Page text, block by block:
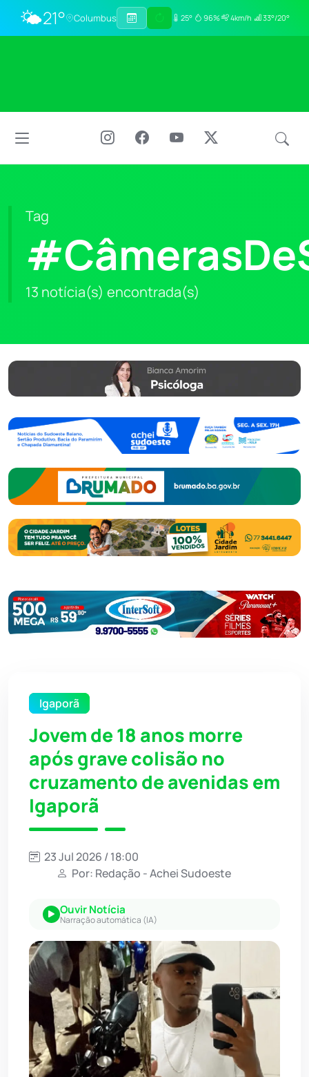
🌤️21° Columbus 25° 96% 4km/h 33°/20°
Tag
13 notícia(s) encontrada(s)
Igaporã
Jovem de 18 anos morre
após grave colisão no
cruzamento de avenidas em
Igaporã
23 Jul 2026 / 18:00
Por: Redação - Achei Sudoeste
Ouvir Notícia
Narração automática (IA)